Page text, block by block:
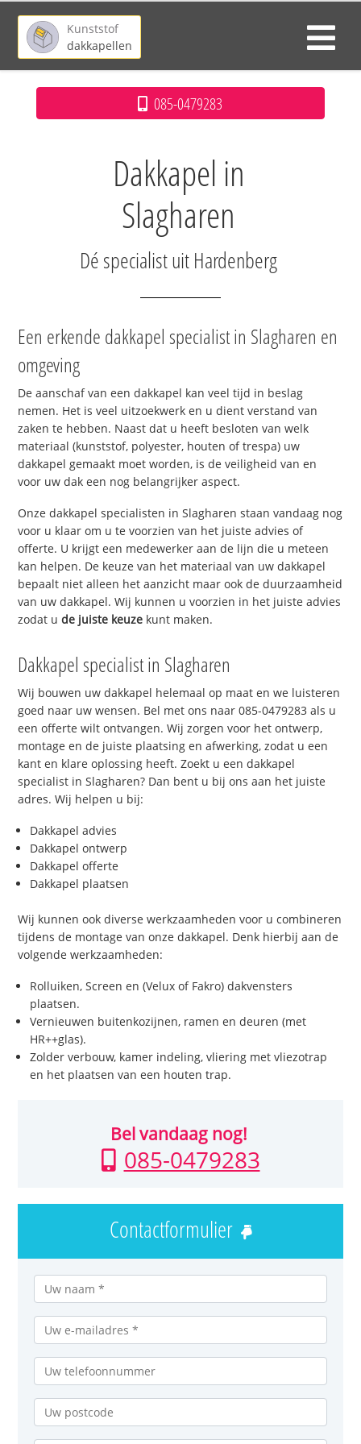
Kunststof
dakkapellen
085-0479283
Dakkapel in
Slagharen
Dé specialist uit Hardenberg
Een erkende dakkapel specialist in Slagharen en
omgeving
De aanschaf van een dakkapel kan veel tijd in beslag
nemen. Het is veel uitzoekwerk en u dient verstand van
zaken te hebben. Naast dat u heeft besloten van welk
materiaal (kunststof, polyester, houten of trespa) uw
dakkapel gemaakt moet worden, is de veiligheid van en
voor uw dak een nog belangrijker aspect.
Onze dakkapel specialisten in Slagharen staan vandaag nog
voor u klaar om u te voorzien van het juiste advies of
offerte. U krijgt een medewerker aan de lijn die u meteen
kan helpen. De keuze van het materiaal van uw dakkapel
bepaalt niet alleen het aanzicht maar ook de duurzaamheid
van uw dakkapel. Wij kunnen u voorzien in het juiste advies
zodat ude juiste keuze kunt maken.
Dakkapel specialist in Slagharen
Wij bouwen uw dakkapel helemaal op maat en we luisteren
goed naar uw wensen. Bel met ons naar 085-0479283 als u
een offerte wilt ontvangen. Wij zorgen voor het ontwerp,
montage en de juiste plaatsing en afwerking, zodat u een
kant en klare oplossing heeft. Zoekt u een dakkapel
specialist in Slagharen? Dan bent u bij ons aan het juiste
adres. Wij helpen u bij:
Dakkapel advies
Dakkapel ontwerp
Dakkapel offerte
Dakkapel plaatsen
Wij kunnen ook diverse werkzaamheden voor u combineren
tijdens de montage van onze dakkapel. Denk hierbij aan de
volgende werkzaamheden:
Rolluiken, Screen en (Velux of Fakro) dakvensters
plaatsen.
Vernieuwen buitenkozijnen, ramen en deuren (met
HR++glas).
Zolder verbouw, kamer indeling, vliering met vliezotrap
en het plaatsen van een houten trap.
Bel vandaag nog!
085-0479283
Contactformulier